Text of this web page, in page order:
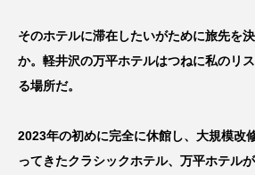
そのホテルに滞在したいがために旅先を
か。軽井沢の万平ホテルはつねに私のリ
る場所だ。
2023年の初めに完全に休館し、大規模改
ってきたクラシックホテル、万平ホテル